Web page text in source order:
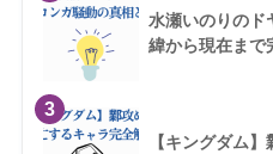
水瀬いのりのド
緯から現在まで
3
【キングダム